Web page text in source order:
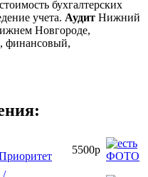
бухгалтерских
учета. Аудит Нижний
Новгороде,
финансовый,
5500р
/